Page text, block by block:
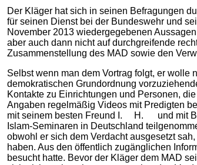
Der Kläger hat sich in seinen Befragungen
für seinen Dienst bei der Bundeswehr und
November 2013 wiedergegebenen
aber auch dann nicht auf durchgreifende
Zusammenstellung des MAD sowie den
Selbst wenn man dem Vortrag folgt, er
demokratischen Grundordnung
Kontakte zu Einrichtungen und Personen,
Angaben regelmäßig Videos mit Predigten
mit seinem besten Freund I. H. und mit
Islam-Seminaren in Deutschland
obwohl er sich dem Verdacht ausgesetzt
haben. Aus den öffentlich zugänglichen
besucht hatte. Bevor der Kläger dem MAD